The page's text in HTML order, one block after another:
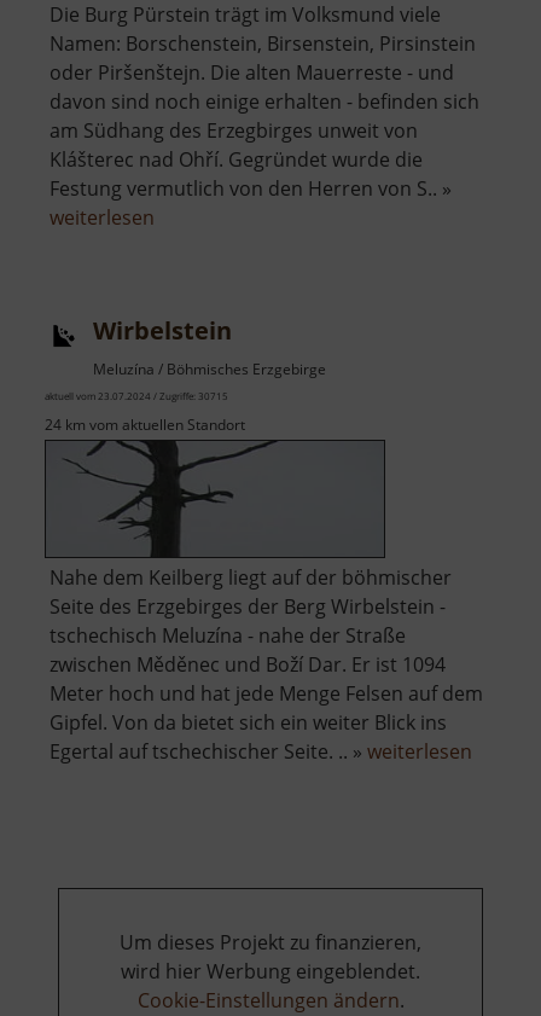
Die Burg Pürstein trägt im Volksmund viele
Namen: Borschenstein, Birsenstein, Pirsinstein
oder Piršenštejn. Die alten Mauerreste - und
davon sind noch einige erhalten - befinden sich
am Südhang des Erzegbirges unweit von
Klášterec nad Ohří. Gegründet wurde die
Festung vermutlich von den Herren von S.. »
weiterlesen
Wirbelstein
Meluzína / Böhmisches Erzgebirge
aktuell vom 23.07.2024 / Zugriffe: 30715
24 km vom aktuellen Standort
Nahe dem Keilberg liegt auf der böhmischer
Seite des Erzgebirges der Berg Wirbelstein -
tschechisch Meluzína - nahe der Straße
zwischen Měděnec und Boží Dar. Er ist 1094
Meter hoch und hat jede Menge Felsen auf dem
Gipfel. Von da bietet sich ein weiter Blick ins
Egertal auf tschechischer Seite. .. » weiterlesen
Um dieses Projekt zu finanzieren,
wird hier Werbung eingeblendet.
Cookie-Einstellungen ändern.